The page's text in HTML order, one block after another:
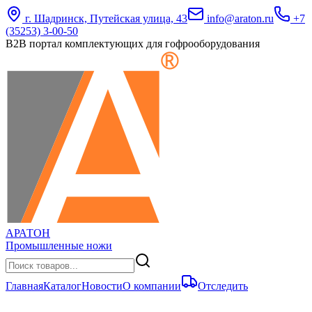
г. Шадринск, Путейская улица, 43 info@araton.ru
+7
(35253) 3-00-50
B2B портал комплектующих для гофрооборудования
АРАТОН
Промышленные ножи
ГлавнаяКаталогНовостиО компании Отследить